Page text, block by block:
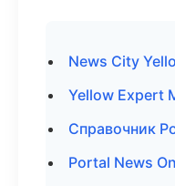
News City
Yellow Expert
Справочник
Portal News